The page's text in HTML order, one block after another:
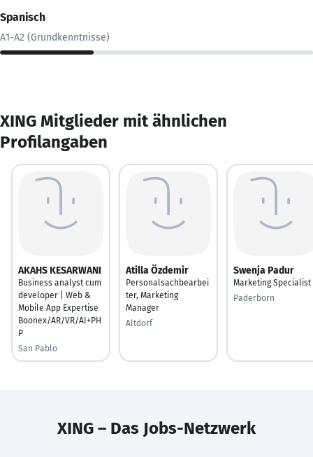
Spanisch
A1-A2 (Grundkenntnisse)
XING Mitglieder mit ähnlichen
Profilangaben
AKAHS KESARWANI
Business analyst cum
developer | Web &
Mobile App Expertise
Boonex/AR/VR/AI+PH
P
San Pablo
Atilla Özdemir
Personalsachbearbei
ter, Marketing
Manager
Altdorf
Swenja Padur
Marketing Specialist
Paderborn
XING – Das Jobs-Netzwerk